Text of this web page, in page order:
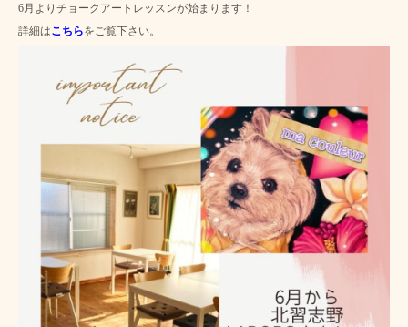
6月よりチョークアートレッスンが始まります！
詳細はこちらをご覧下さい。